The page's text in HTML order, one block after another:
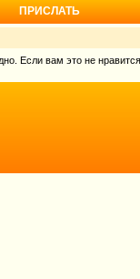
ПРИСЛАТЬ
Если вам это не